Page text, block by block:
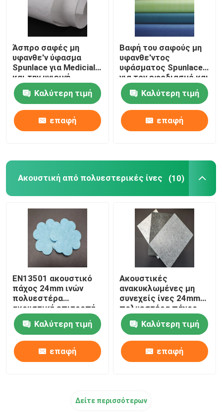
Ακουστική από πολυεστερικές ίνες
Έγχρωμη ίνα πολυεστέρα
Φλόγα - ίνα πολυεστέρα καθυστερούντω
Κοίλη κλιμένη ίνα πολυεστέρα Siliconized
Μη συνεχείς ίνες πολυεστέρα της Virgin
Ίνα χαμηλής τήξης
μη υφαμένο ύφασμα πολυπροπυλενίου
Ρητίνη ομοπολυμερούς πολυπροπυλενίου
Πανί καθαρισμού από μικροΐνες
Πολυμερές μαξιλάρι
Άσπρο σαφές μη
υφανθε'ν ύφασμα
Spunlace για Medicial
και την υγιεινή
Καλύτερη τιμή
επαφή
Βαφή του σαφούς μη
υφανθε'ντος
υφάσματος Spunlace
για τον εφοδιασμό και
τον καθαρισμό
κουζινώνΚαλύτερη τιμή
επαφή
Ακουστική από πολυεστερικές ίνες (10)
EN13501 ακουστικό
πάχος 24mm ινών
πολυεστέρα
ακουστική επιτροπή
ινών
Καλύτερη τιμή
επαφή
Ακουστικές
ανακυκλωμένες μη
συνεχείς ίνες 24mm
πολυεστέρα πάχος
για το γραφείο
Καλύτερη τιμή
επαφή
Δείτε περισσότερων